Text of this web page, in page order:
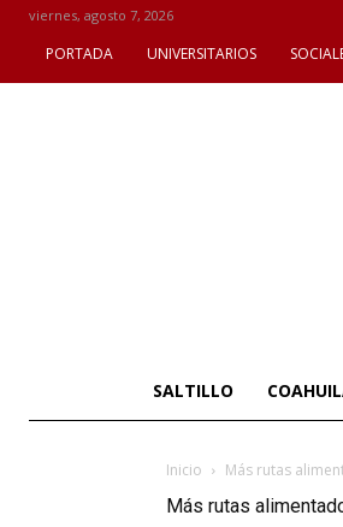
viernes, agosto 7, 2026
PORTADA UNIVERSITARIOS
SALTILLO
Inicio Más rutas
Más rutas